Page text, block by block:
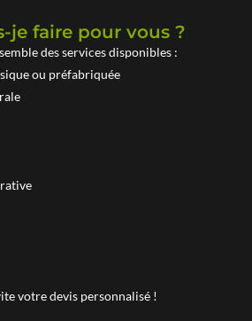
je faire pour vous ?
des services disponibles :
ou préfabriquée
votredevis personnalisé !